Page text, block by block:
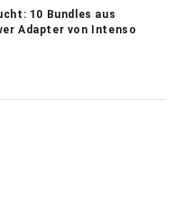
10 Bundles aus
Adapter von Intenso